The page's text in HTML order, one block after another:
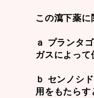
この瀉下薬
ａ プランタ
ガスによって
ｂ センノシ
用をもたらす